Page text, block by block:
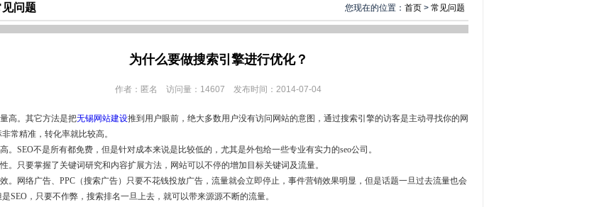
见问题 您现在的位置： 首页 > 常见问题
为什么要做搜索引擎进行优化？
作者：匿名 访问量：14607 发布时间：2014-07-04
高。其它方法是把无锡网站建设推到用户眼前，绝大多数用户没有访问网站的意图，通过搜索引擎的访客是主动寻找你的网
常精准，转化率就比较高。
。SEO不是所有都免费，但是针对成本来说是比较低的，尤其是外包给一些专业有实力的seo公司。
。只要掌握了关键词研究和内容扩展方法，网站可以不停的增加目标关键词及流量。
。网络广告、PPC（搜索广告）只要不花钱投放广告，流量就会立即停止，事件营销效果明显，但是话题一旦过去流量也会
SEO，只要不作弊，搜索排名一旦上去，就可以带来源源不断的流量。